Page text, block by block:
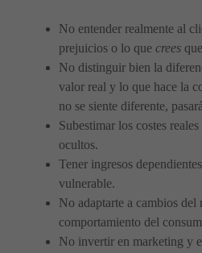
No entender realmente al
prejuicios o lo que crees
No distinguir bien la
valor real y lo que hace la
no se siente diferente,
Subestimar los costes
ocultos.
Tener ingresos
vulnerable.
No adaptarte a cambios del
comportamiento del
No invertir en marketing y